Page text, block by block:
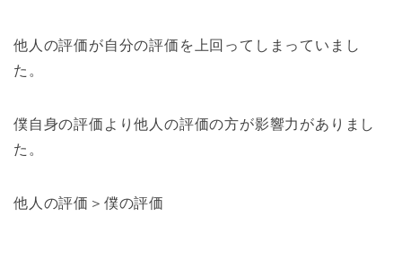
他人の評価が自分の評価を上回ってしまっていまし
た。
僕自身の評価より他人の評価の方が影響力がありまし
た。
他人の評価＞僕の評価